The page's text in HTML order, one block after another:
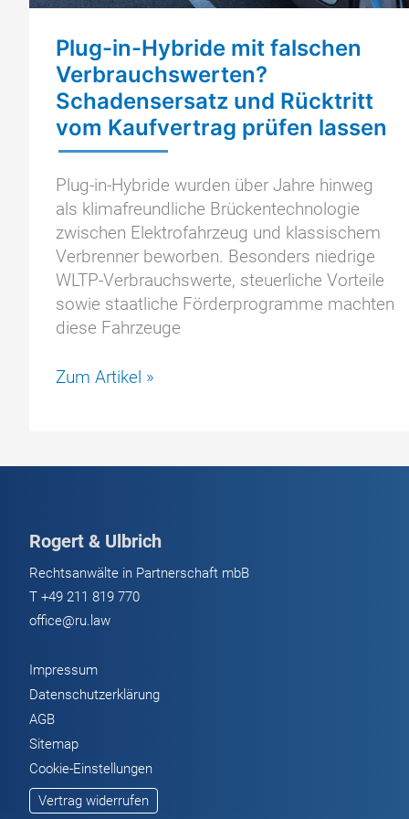
Plug-in-Hybride mit falschen
Verbrauchswerten?
Schadensersatz und Rücktritt
vom Kaufvertrag prüfen lassen
Plug-in-Hybride wurden über Jahre hinweg
als klimafreundliche Brückentechnologie
zwischen Elektrofahrzeug und klassischem
Verbrenner beworben. Besonders niedrige
WLTP-Verbrauchswerte, steuerliche Vorteile
sowie staatliche Förderprogramme machten
diese Fahrzeuge
Plug-
falschen
und
Rücktritt
vom
Kaufvertrag
Zum Artikel »
Rogert & Ulbrich
Rechtsanwälte in Partnerschaft mbB
T +49 211 819 770
office@ru.law
Impressum
Datenschutzerklärung
AGB
Sitemap
Cookie-Einstellungen
Vertrag widerrufen